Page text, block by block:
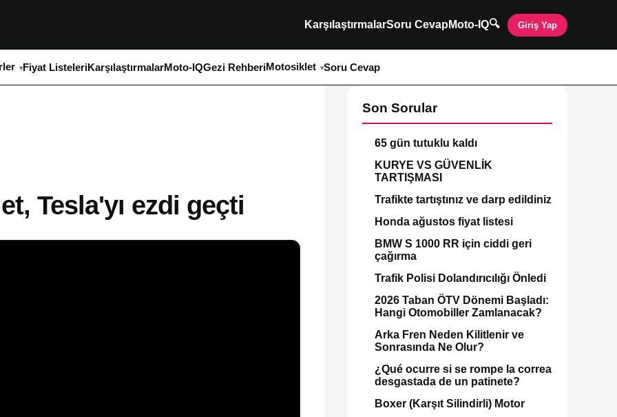
KarşılaştırmalarSoru Cevap Moto-IQ🔍 Giriş Yap
Fiyat ListeleriKarşılaştırmalarMoto-IQGezi RehberiMotosiklet Soru Cevap
Tesla'yı ezdi geçti
Son Sorular
65 gün tutuklu kaldı
KURYE VS GÜVENLİK
TARTIŞMASI
Trafikte tartıştınız ve darp edildiniz
Honda ağustos fiyat listesi
BMW S 1000 RR için ciddi geri
çağırma
Trafik Polisi Dolandırıcılığı Önledi
2026 Taban ÖTV Dönemi Başladı:
Hangi Otomobiller Zamlanacak?
Arka Fren Neden Kilitlenir ve
Sonrasında Ne Olur?
¿Qué ocurre si se rompe la correa
desgastada de un patinete?
Boxer (Karşıt Silindirli) Motor